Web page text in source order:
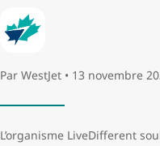
Par WestJet • 13 novembre
L’organisme LiveDifferent